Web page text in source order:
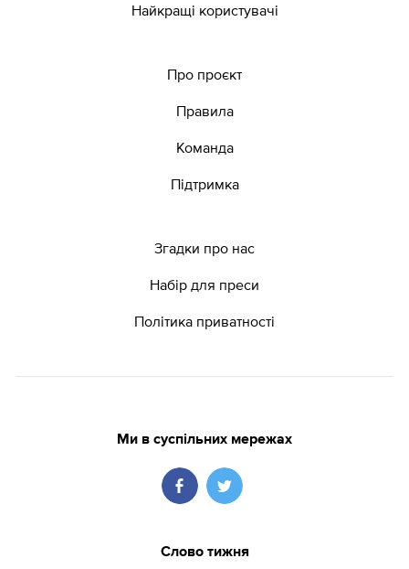
Найкращі користувачі
Про проєкт
Правила
Команда
Підтримка
Згадки про нас
Набір для преси
Політика приватності
Ми в суспільних мережах
Слово тижня